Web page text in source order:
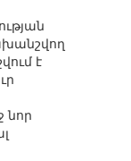
է
նոր